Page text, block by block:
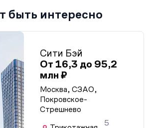
быть интересно
Сити Бэй
От 16,3 до 95,2
млн ₽
Москва, СЗАО,
Покровское-
Стрешнево
5